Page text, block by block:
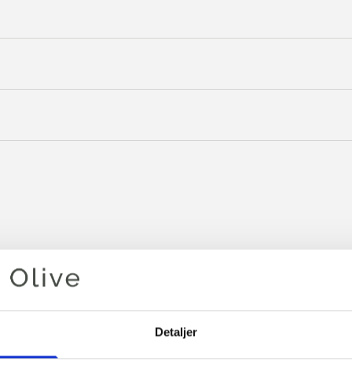
Detaljer